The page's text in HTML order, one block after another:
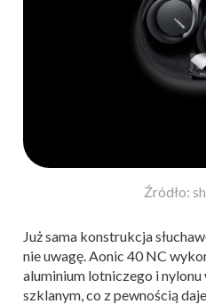
Źródło:
Już sama konstrukcja
nie uwagę. Aonic 40 NC
aluminium lotniczego i nylonu
szklanym, co z pewnością